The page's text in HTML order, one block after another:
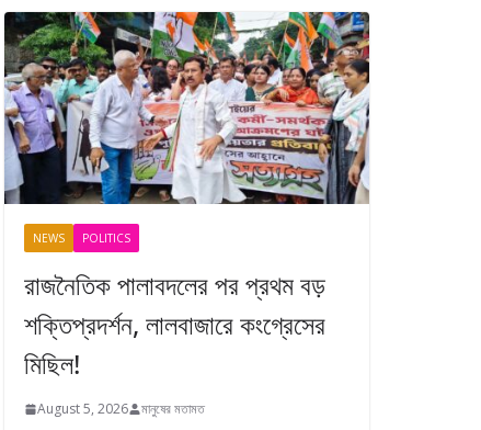
NEWS POLITICS
রাজনৈতিক পালাবদলের পর প্রথম বড়
শক্তিপ্রদর্শন, লালবাজারে কংগ্রেসের
মিছিল!
August 5, 2026 মানুষের মতামত